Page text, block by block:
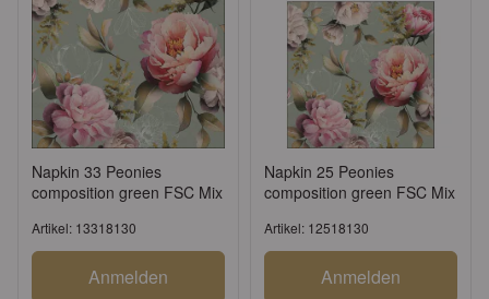
Napkin 33 Peonies
composition green FSC Mix
Artikel: 13318130
Anmelden
Napkin 25 Peonies
composition green FSC Mix
Artikel: 12518130
Anmelden